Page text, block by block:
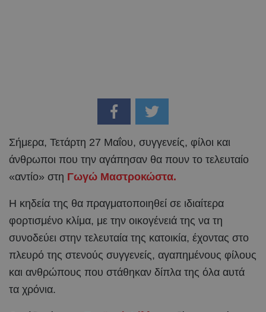
Σήμερα, Τετάρτη 27 Μαΐου, συγγενείς, φίλοι και
άνθρωποι που την αγάπησαν θα πουν το τελευταίο
«αντίο» στη Γωγώ Μαστροκώστα.
Η κηδεία της θα πραγματοποιηθεί σε ιδιαίτερα
φορτισμένο κλίμα, με την οικογένειά της να τη
συνοδεύει στην τελευταία της κατοικία, έχοντας στο
πλευρό της στενούς συγγενείς, αγαπημένους φίλους
και ανθρώπους που στάθηκαν δίπλα της όλα αυτά
τα χρόνια.